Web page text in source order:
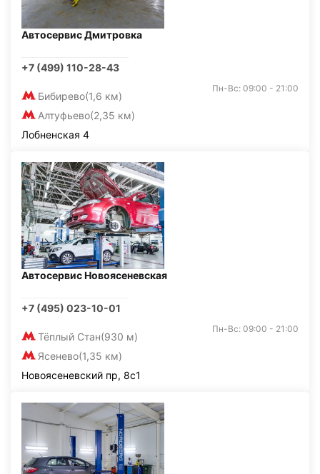
Автосервис Дмитровка
+7 (499) 110-28-43
Бибирево(1,6 км)
Алтуфьево(2,35 км)
Пн-Вс: 09:00 - 21:00
Лобненская 4
Автосервис Новоясеневская
+7 (495) 023-10-01
Тёплый Стан(930 м)
Ясенево(1,35 км)
Пн-Вс: 09:00 - 21:00
Новоясеневский пр, 8с1